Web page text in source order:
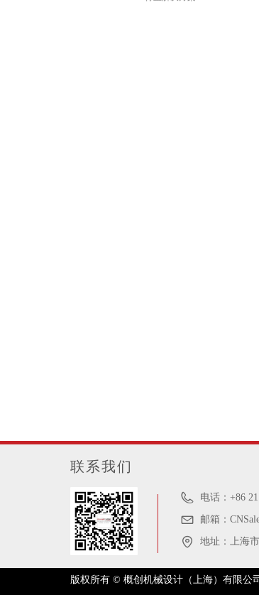
版权所有 © 概创机械设计（上海）有限公司
联系我们
电话： +86
邮箱：
地址： 上海